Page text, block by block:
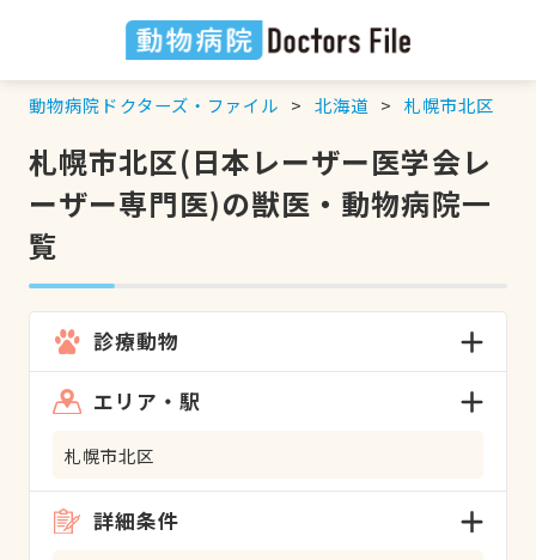
動物病院ドクターズ・ファイル 北海道 札幌市北区
札幌市北区(日本レーザー医学会レ
ーザー専門医)の獣医・動物病院一
覧
診療動物
エリア・駅
札幌市北区
詳細条件